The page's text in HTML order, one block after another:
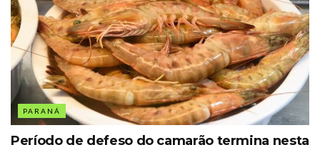
PARANÁ
Período de defeso do camarão termina nesta